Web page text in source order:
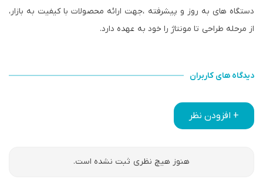
دستگاه های به روز و پیشرفته ،جهت ارائه محصولات با کیفیت به بازار،
از مرحله طراحی تا مونتاژ را خود به عهده دارد.
دیدگاه های کاربران
+ افزودن نظر
هنوز هیچ نظری ثبت نشده است.